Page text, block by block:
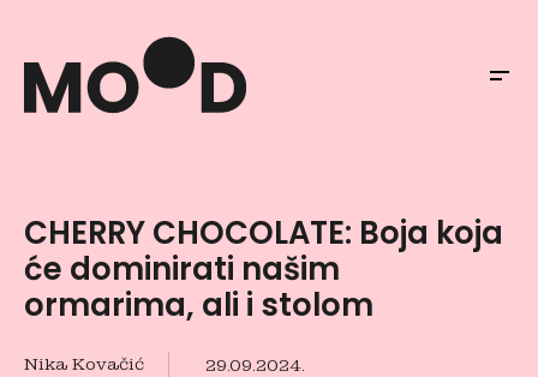
CHERRY CHOCOLATE: Boja koja
će dominirati našim
ormarima, ali i stolom
Nika Kovačić 29.09.2024.